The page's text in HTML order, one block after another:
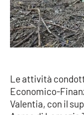
Società
Sport
Good Morning
Le attività
Economico-
Valentia, con il